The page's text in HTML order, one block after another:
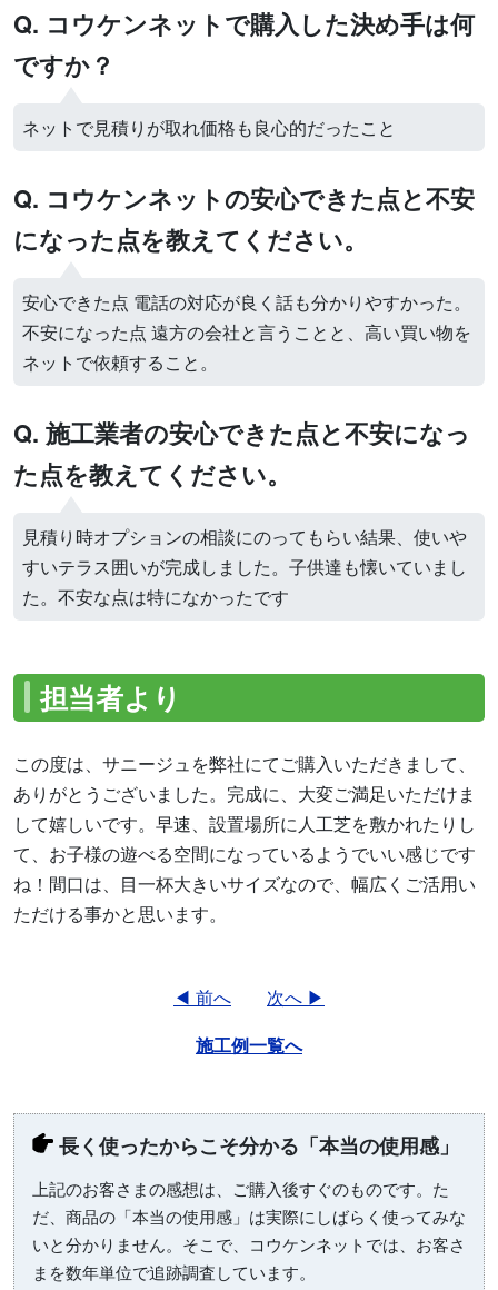
Q. コウケンネットで購入した決め手は何
ですか？
ネットで見積りが取れ価格も良心的だったこと
Q. コウケンネットの安心できた点と不安
になった点を教えてください。
安心できた点 電話の対応が良く話も分かりやすかった。
不安になった点 遠方の会社と言うことと、高い買い物を
ネットで依頼すること。
Q. 施工業者の安心できた点と不安になっ
た点を教えてください。
見積り時オプションの相談にのってもらい結果、使いや
すいテラス囲いが完成しました。子供達も懐いていまし
た。不安な点は特になかったです
担当者より
この度は、サニージュを弊社にてご購入いただきまして、
ありがとうございました。完成に、大変ご満足いただけま
して嬉しいです。早速、設置場所に人工芝を敷かれたりし
て、お子様の遊べる空間になっているようでいい感じです
ね！間口は、目一杯大きいサイズなので、幅広くご活用い
ただける事かと思います。
◀ 前へ
次へ ▶
施工例一覧へ
長く使ったからこそ分かる「本当の使用感」
上記のお客さまの感想は、ご購入後すぐのものです。た
だ、商品の「本当の使用感」は実際にしばらく使ってみな
いと分かりません。そこで、コウケンネットでは、お客さ
まを数年単位で追跡調査しています。